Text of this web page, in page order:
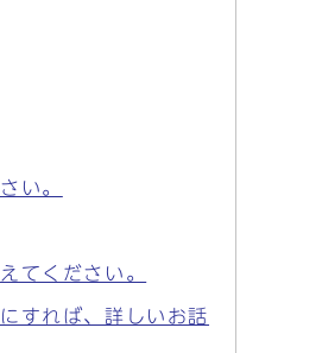
い。
てください。
すれば、詳しいお話